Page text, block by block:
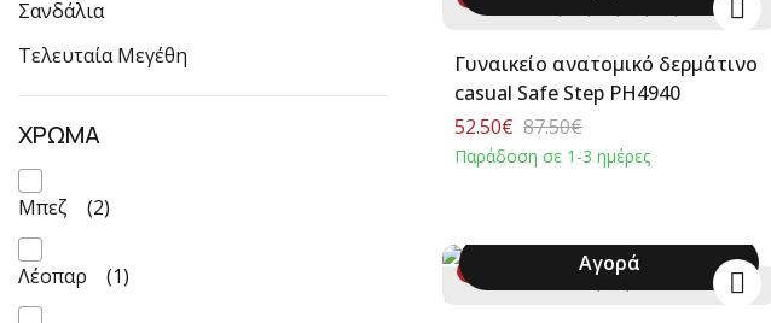
Σανδάλια
Τελευταία Μεγέθη
ΧΡΩΜΑ
Μπεζ (2)
Λέοπαρ (1)
Γυναικείο ανατομικό δερμάτινο
casual Safe Step PH4940
52.50€ 87.50€
Παράδοση σε 1-3 ημέρες
Αγορά